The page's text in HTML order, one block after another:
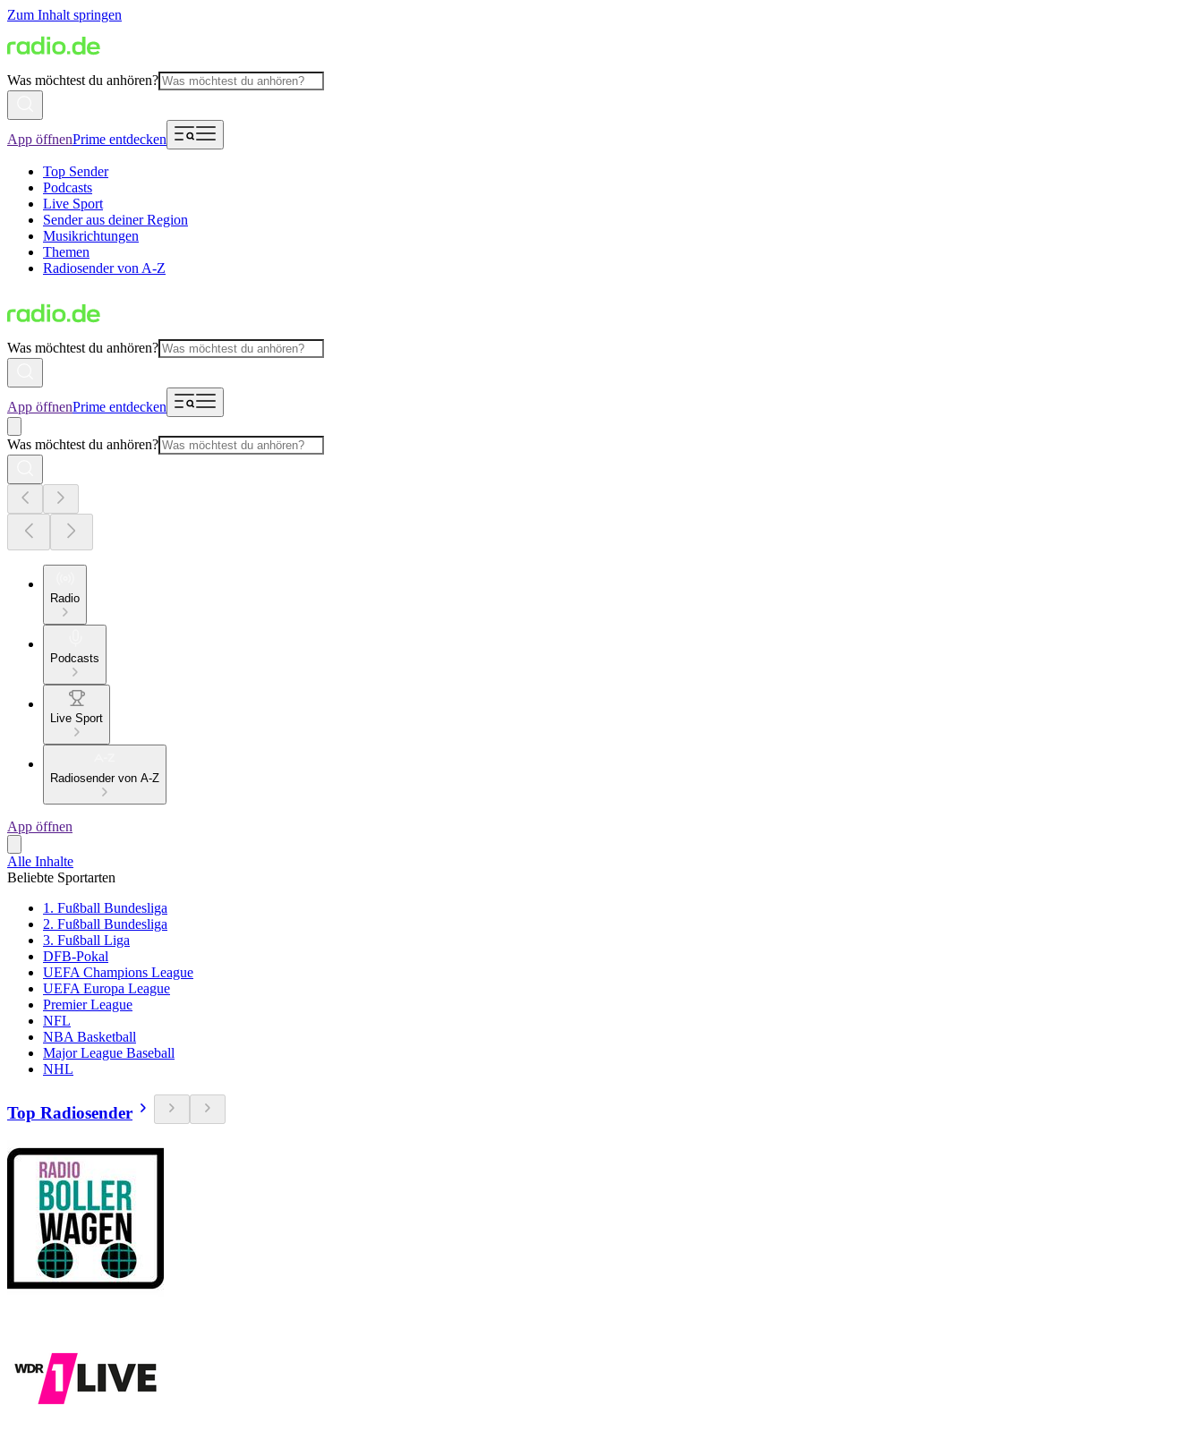
Zum Inhalt springen
Was möchtest du anhören?
App öffnenPrime entdecken
Top Sender
Podcasts
Live Sport
Sender aus deiner Region
Musikrichtungen
Themen
Radiosender von A-Z
Was möchtest du anhören?
App öffnenPrime entdecken
Was möchtest du anhören?
Radio
Podcasts
Live Sport
Radiosender von A-Z
App öffnen
Alle Inhalte
Beliebte Sportarten
1. Fußball Bundesliga
2. Fußball Bundesliga
3. Fußball Liga
DFB-Pokal
UEFA Champions League
UEFA Europa League
Premier League
NFL
NBA Basketball
Major League Baseball
NHL
Top Radiosender